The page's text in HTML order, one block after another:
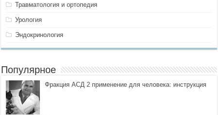
Травматология и ортопедия
Урология
Эндокринология
Популярное
Фракция АСД 2 применение для человека: инструкция